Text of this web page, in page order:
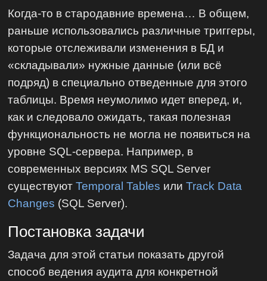
Когда-то в стародавние времена… В общем,
раньше использовались различные триггеры,
которые отслеживали изменения в БД и
«складывали» нужные данные (или всё
подряд) в специально отведенные для этого
таблицы. Время неумолимо идет вперед, и,
как и следовало ожидать, такая полезная
функциональность не могла не появиться на
уровне SQL-сервера. Например, в
современных версиях MS SQL Server
существуютTemporal Tables илиTrack Data
Changes (SQL Server).
Постановка задачи
Задача для этой статьи показать другой
способ ведения аудита для конкретной